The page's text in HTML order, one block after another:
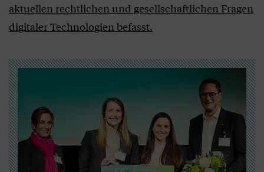
aktuellen rechtlichen und gesellschaftlichen Fragen
digitaler Technologien befasst.